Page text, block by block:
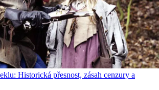
Historická přesnost, zásah cenzury a